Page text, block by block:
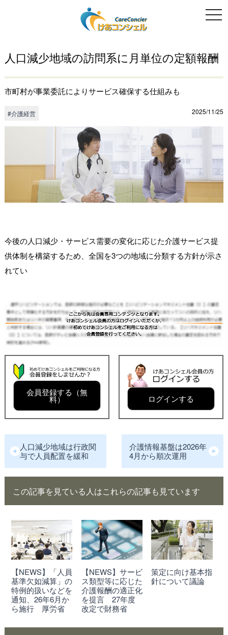
人口減少地域の訪問系に月単位の定額報酬
市町村が事業委託によりサービス確保する仕組みも
#介護経営 2025/11/25
今後の人口減少・サービス需要の変化に応じた介護サービス提
供体制を構築するため、全国を3つの地域に分類する方針が示さ
れてい
会員登録する（無
料） ログインする
人口減少地域は行政関
与で人員配置を緩和
介護情報基盤は2026年
4月から順次運用
この記事を見ている人はこれらの記事も見ています
【NEWS】「人員
基準欠如減算」の
特例的扱いなどを
通知、26年6月か
ら施行 厚労省
【NEWS】サービ
ス類型等に応じた
介護報酬の適正化
を提言 27年度
改定で財務省
策定に向け基本指
針について議論